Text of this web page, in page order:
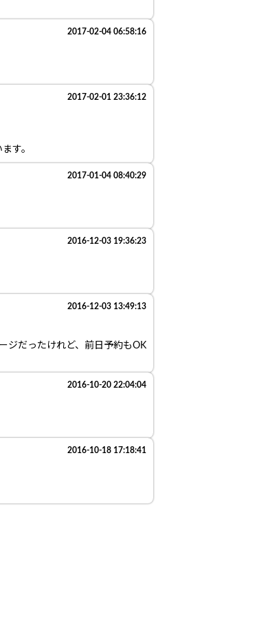
2017-02-04 06:58:16
2017-02-01 23:36:12
す。
2017-01-04 08:40:29
2016-12-03 19:36:23
2016-12-03 13:49:13
ジだったけれど、前日予約もOK
2016-10-20 22:04:04
2016-10-18 17:18:41